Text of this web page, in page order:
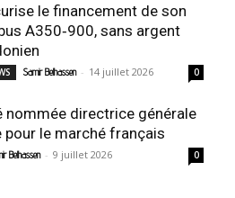
le financement de son
A350‑900, sans argent
Samir Belhassen - 14 juillet 2026 0
nommée directrice générale
pour le marché français
Belhassen - 9 juillet 2026 0